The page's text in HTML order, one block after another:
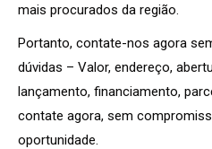
mais procurados da região.
Portanto, contate-nos agora
dúvidas – Valor, endereço,
lançamento, financiamento,
contate agora, sem
oportunidade.